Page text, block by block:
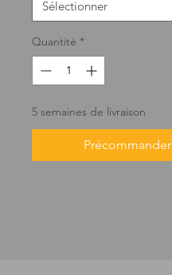
Quantité *
5 semaines de livraison
Précommander